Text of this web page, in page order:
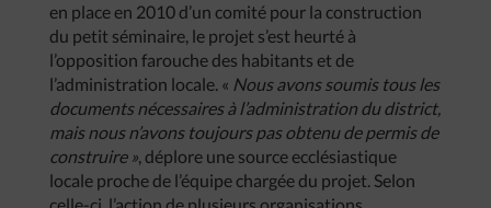
en place en 2010 d’un comité pour la construction
du petit séminaire, le projet s’est heurté à
l’opposition farouche des habitants et de
l’administration locale. « Nous avons soumis tous les
documents nécessaires à l’administration du district,
mais nous n’avons toujours pas obtenu de permis de
construire », déplore une source ecclésiastique
locale proche de l’équipe chargée du projet. Selon